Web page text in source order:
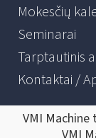
Mokesčių
Seminarai
Tarptautinis
Kontaktai /
VMI